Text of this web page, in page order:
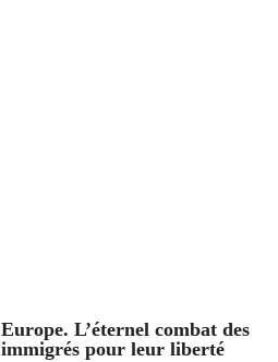
Europe. L’éternel combat des
immigrés pour leur liberté